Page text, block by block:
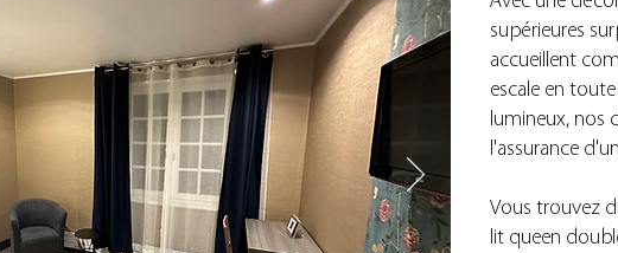
supérieures
accueillent
escale en
lumineux, nos
l'assurance
Vous trouvez
lit queen